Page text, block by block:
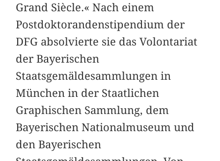
Grand Siècle.« Nach einem
Postdoktorandenstipendium der
DFG absolvierte sie das Volontariat
der Bayerischen
Staatsgemäldesammlungen in
München in der Staatlichen
Graphischen Sammlung, dem
Bayerischen Nationalmuseum und
den Bayerischen